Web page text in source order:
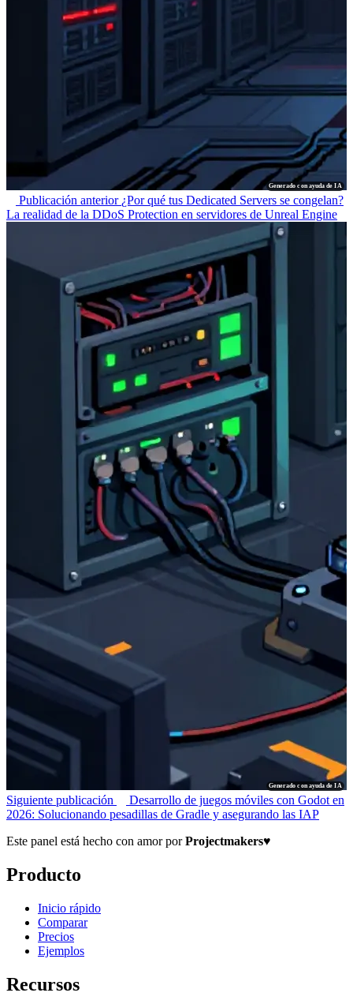
Generado con ayuda de IA
Publicación anterior¿Por qué tus Dedicated Servers se congelan?
La realidad de la DDoS Protection en servidores de Unreal Engine
Generado con ayuda de IA
Siguiente publicación
Desarrollo de juegos móviles con Godot en
2026: Solucionando pesadillas de Gradle y asegurando las IAP
Este panel está hecho con amor porProjectmakers♥
Producto
Inicio rápido
Comparar
Precios
Ejemplos
Recursos